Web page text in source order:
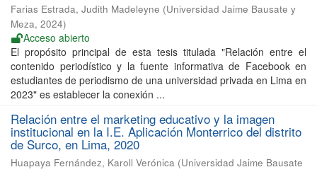
Farias Estrada, Judith Madeleyne (Universidad Jaime Bausate y
Meza, 2024)
Acceso abierto
El propósito principal de esta tesis titulada "Relación entre el
contenido periodístico y la fuente informativa de Facebook en
estudiantes de periodismo de una universidad privada en Lima en
2023" es establecer la conexión ...
Relación entre el marketing educativo y la imagen
institucional en la I.E. Aplicación Monterrico del distrito
de Surco, en Lima, 2020
Huapaya Fernández, Karoll Verónica (Universidad Jaime Bausate